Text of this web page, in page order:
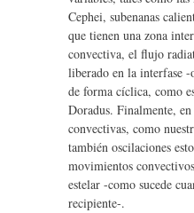
Cephei, subenanas
que tienen una zona
convectiva, el flujo
liberado en la interfase -
de forma cíclica, como
Doradus. Finalmente,
convectivas, como
también oscilaciones
movimientos
estelar -como sucede
recipiente-.